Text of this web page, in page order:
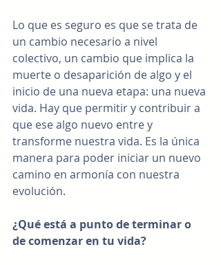
Lo que es seguro es que se trata de
un cambio necesario a nivel
colectivo, un cambio que implica la
muerte o desaparición de algo y el
inicio de una nueva etapa: una nueva
vida. Hay que permitir y contribuir a
que ese algo nuevo entre y
transforme nuestra vida. Es la única
manera para poder iniciar un nuevo
camino en armonía con nuestra
evolución.
¿Qué está a punto de terminar o
de comenzar en tu vida?